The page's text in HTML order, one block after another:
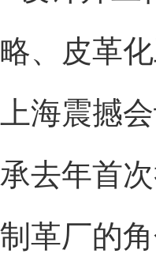
略、皮革
上海震撼
承去年首
制革厂的